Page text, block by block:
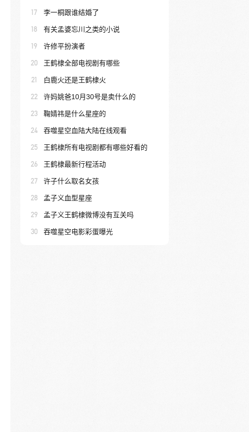
17 李一桐跟谁结婚了
18 有关孟婆忘川之类的小说
19 许修平扮演者
20 王鹤棣全部电视剧有哪些
21 白鹿火还是王鹤棣火
22 许妈姚爸10月30号是卖什么的
23 鞠婧祎是什么星座的
24 吞噬星空血陆大陆在线观看
25 王鹤棣所有电视剧都有哪些好看的
26 王鹤棣最新行程活动
27 许子什么取名女孩
28 孟子义血型星座
29 孟子义王鹤棣微博没有互关吗
30 吞噬星空电影彩蛋曝光